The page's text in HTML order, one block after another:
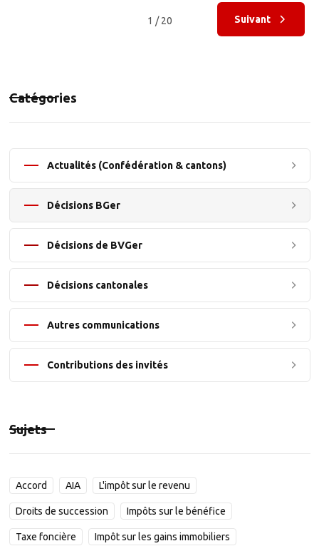
1 / 20 Suivant
Catégories
Actualités (Confédération & cantons)
Décisions BGer
Décisions de BVGer
Décisions cantonales
Autres communications
Contributions des invités
Sujets
Accord AIA L'impôt sur le revenu
Droits de succession Impôts sur le bénéfice
Taxe foncière Impôt sur les gains immobiliers